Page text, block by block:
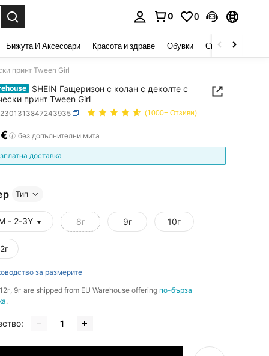
0 0
Бижута И Аксесоари Красота и здраве Обувки Спорт И На
принт Tween Girl
SHEIN Гащеризон с колан с деколте с
принт Tween Girl
(1000+ Отзиви)
AND AVAILABILITY
без допълнителни мита
доставка
Тип
- 2-3Y 8г 9г 10г
за размерите
9г are shipped from EU Warehouse offering по-бърза
.